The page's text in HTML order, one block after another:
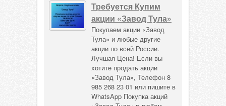
Требуется Купим
акции «Завод Тула»
Покупаем акции «Завод
Тула» и любые другие
акции по всей России.
Лучшая Цена! Если вы
хотите продать акции
«Завод Тула», Телефон 8
985 268 23 01 или пишите в
WhatsApp Покупка акций